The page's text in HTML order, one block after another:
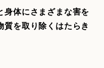
身体にさまざまな害を
質を取り除くはたらき